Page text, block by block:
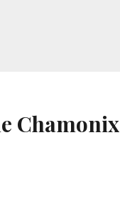
Chamonix
Gem Of The Chamonix